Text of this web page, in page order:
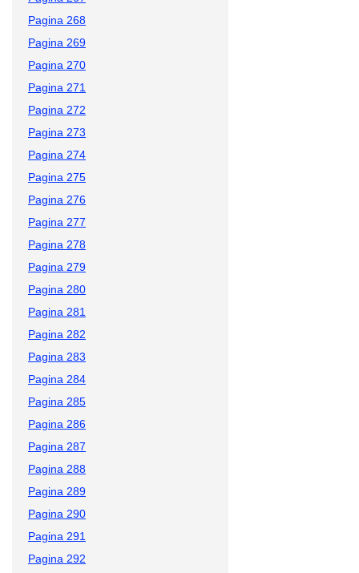
Pagina 268
Pagina 269
Pagina 270
Pagina 271
Pagina 272
Pagina 273
Pagina 274
Pagina 275
Pagina 276
Pagina 277
Pagina 278
Pagina 279
Pagina 280
Pagina 281
Pagina 282
Pagina 283
Pagina 284
Pagina 285
Pagina 286
Pagina 287
Pagina 288
Pagina 289
Pagina 290
Pagina 291
Pagina 292